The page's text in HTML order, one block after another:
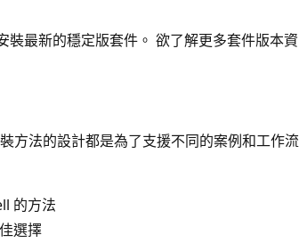
最新的穩定版套件。 欲了解更多套件版本資
方法的設計都是為了支援不同的案例和工作流
的方法
選擇